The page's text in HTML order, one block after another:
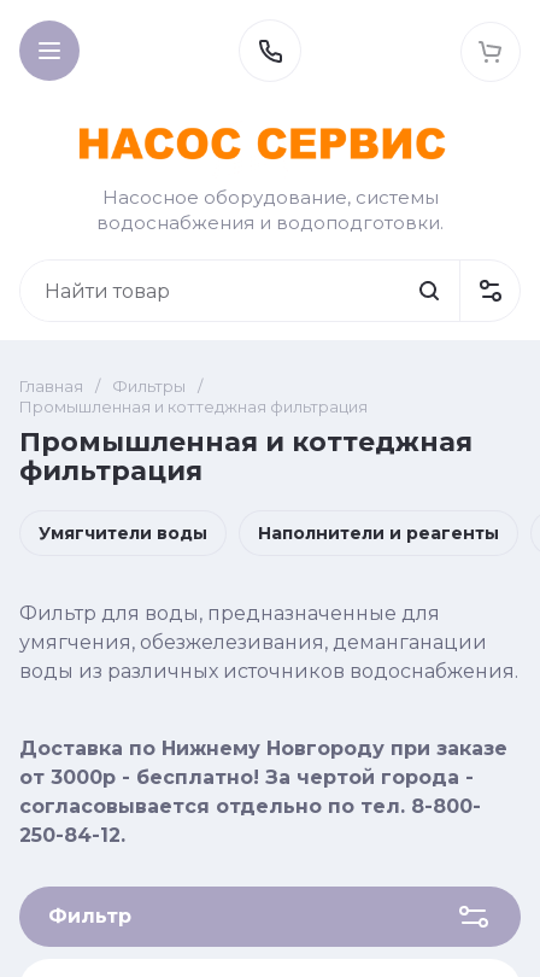
Насосное оборудование, системы
водоснабжения и водоподготовки.
Главная / Фильтры
/
Промышленная и коттеджная фильтрация
Промышленная и коттеджная
фильтрация
Умягчители воды Наполнители и реагенты
Фильтр для воды, предназначенные для
умягчения, обезжелезивания, деманганации
воды из различных источников водоснабжения.
Доставка по Нижнему Новгороду при заказе
от 3000р - бесплатно! За чертой города -
согласовывается отдельно по тел. 8-800-
250-84-12.
Фильтр